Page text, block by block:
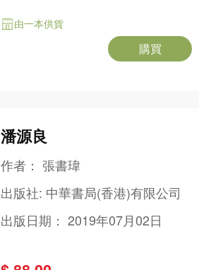
由一本供貨
購買
潘源良
作者：張書瑋
出版社: 中華書局(香港)有限公司
出版日期：2019年07月02日